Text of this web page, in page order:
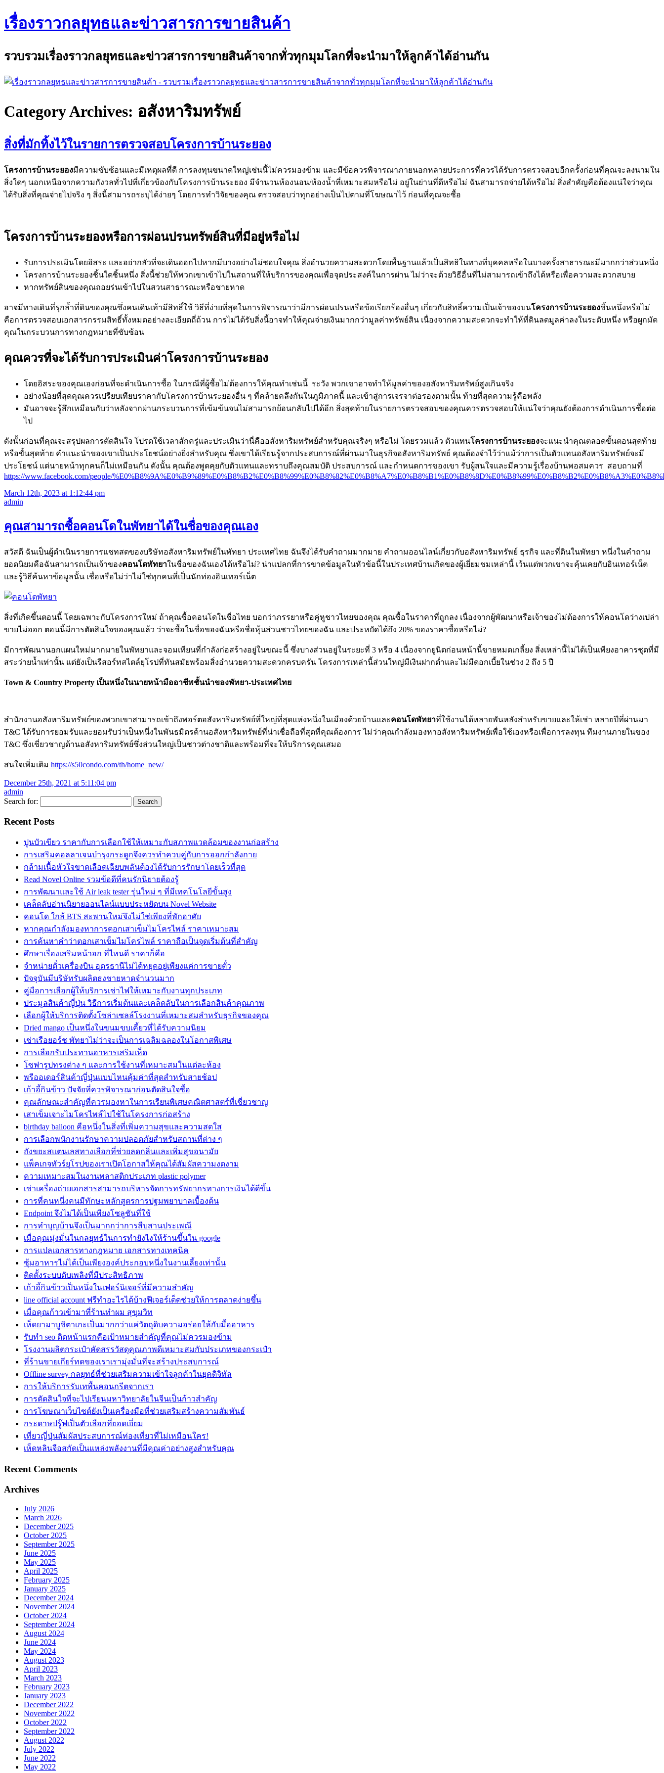
เรื่องราวกลยุทธและข่าวสารการขายสินค้า
รวบรวมเรื่องราวกลยุทธและข่าวสารการขายสินค้าจากทั่วทุกมุมโลกที่จะนำมาให้ลูกค้าได้อ่านกัน
Category Archives: อสังหาริมทรัพย์
สิ่งที่มักทิ้งไว้ในรายการตรวจสอบโครงการบ้านระยอง
โครงการบ้านระยองมีความซับซ้อนและมีเหตุผลที่ดี การลงทุนขนาดใหญ่เช่นนี้ไม่ควรมองข้าม และมีข้อควรพิจารณาภายนอกหลายประการที่ควรได้รับการตรวจสอบอีกครั้งก่อนที่คุณจะลงนามใน
สิ่งใดๆ นอกเหนือจากความกังวลทั่วไปที่เกี่ยวข้องกับโครงการบ้านระยอง มีจำนวนห้องนอน/ห้องน้ำที่เหมาะสมหรือไม่ อยู่ในย่านที่ดีหรือไม่ ฉันสามารถจ่ายได้หรือไม่ สิ่งสำคัญคือต้องแน่ใจว่าคุณ
ได้รับสิ่งที่คุณจ่ายไปจริง ๆ สิ่งนี้สามารถระบุได้ง่ายๆ โดยการทำวิจัยของคุณ ตรวจสอบว่าทุกอย่างเป็นไปตามที่โฆษณาไว้ ก่อนที่คุณจะซื้อ
โครงการบ้านระยองหรือการผ่อนปรนทรัพย์สินที่มีอยู่หรือไม่
รับการประเมินโดยอิสระ และอย่ากลัวที่จะเดินออกไปหากมีบางอย่างไม่ชอบใจคุณ สิ่งอำนวยความสะดวกโดยพื้นฐานแล้วเป็นสิทธิในทางที่บุคคลหรือในบางครั้งสาธารณะมีมากกว่าส่วนหนึ่ง
โครงการบ้านระยองชิ้นใดชิ้นหนึ่ง สิ่งนี้ช่วยให้พวกเขาเข้าไปในสถานที่ให้บริการของคุณเพื่อจุดประสงค์ในการผ่าน ไม่ว่าจะด้วยวิธีอื่นที่ไม่สามารถเข้าถึงได้หรือเพื่อความสะดวกสบาย
หากทรัพย์สินของคุณถอยร่นเข้าไปในสวนสาธารณะหรือชายหาด
อาจมีทางเดินที่รุกล้ำที่ดินของคุณซึ่งคนเดินเท้ามีสิทธิ์ใช้ วิธีที่ง่ายที่สุดในการพิจารณาว่ามีการผ่อนปรนหรือข้อเรียกร้องอื่นๆ เกี่ยวกับสิทธิ์ความเป็นเจ้าของบนโครงการบ้านระยองชิ้นหนึ่งหรือไม่
คือการตรวจสอบเอกสารกรรมสิทธิ์ทั้งหมดอย่างละเอียดถี่ถ้วน การไม่ได้รับสิ่งนี้อาจทำให้คุณจ่ายเงินมากกว่ามูลค่าทรัพย์สิน เนื่องจากความสะดวกจะทำให้ที่ดินลดมูลค่าลงในระดับหนึ่ง หรือผูกมัด
คุณในกระบวนการทางกฎหมายที่ซับซ้อน
คุณควรที่จะได้รับการประเมินค่าโครงการบ้านระยอง
โดยอิสระของคุณเองก่อนที่จะดำเนินการซื้อ ในกรณีที่ผู้ซื้อไม่ต้องการให้คุณทำเช่นนี้ ระวัง พวกเขาอาจทำให้มูลค่าของอสังหาริมทรัพย์สูงเกินจริง
อย่างน้อยที่สุดคุณควรเปรียบเทียบราคากับโครงการบ้านระยองอื่น ๆ ที่คล้ายคลึงกันในภูมิภาคนี้ และเข้าสู่การเจรจาต่อรองตามนั้น ท้ายที่สุดความรู้คือพลัง
มันอาจจะรู้สึกเหมือนกับว่าหลังจากผ่านกระบวนการที่เข้มข้นจนไม่สามารถย้อนกลับไปได้อีก สิ่งสุดท้ายในรายการตรวจสอบของคุณควรตรวจสอบให้แน่ใจว่าคุณยังต้องการดำเนินการซื้อต่อ
ไป
ดังนั้นก่อนที่คุณจะสรุปผลการตัดสินใจ โปรดใช้เวลาสักครู่และประเมินว่านี่คืออสังหาริมทรัพย์สำหรับคุณจริงๆ หรือไม่ โดยรวมแล้ว ตัวแทนโครงการบ้านระยองจะแนะนำคุณตลอดขั้นตอนสุดท้าย
หรือขั้นสุดท้าย คำแนะนำของเขาเป็นประโยชน์อย่างยิ่งสำหรับคุณ ซึ่งเขาได้เรียนรู้จากประสบการณ์ที่ผ่านมาในธุรกิจอสังหาริมทรัพย์ คุณต้องจำไว้ว่าแม้ว่าการเป็นตัวแทนอสังหาริมทรัพย์จะมี
ประโยชน์ แต่นายหน้าทุกคนก็ไม่เหมือนกัน ดังนั้น คุณต้องพูดคุยกับตัวแทนและทราบถึงคุณสมบัติ ประสบการณ์ และกำหนดการของเขา รับผู้สนใจและมีความรู้เรื่องบ้านพอสมควร สอบถามที่
https://www.facebook.com/people/
March 12th, 2023 at 1:12:44 pm
admin
คุณสามารถซื้อคอนโดในพัทยาได้ในชื่อของคุณเอง
สวัสดี ฉันเป็นผู้ดำเนินรายการแชทสดของบริษัทอสังหาริมทรัพย์ในพัทยา ประเทศไทย ฉันจึงได้รับคำถามมากมาย คำถามออนไลน์เกี่ยวกับอสังหาริมทรัพย์ ธุรกิจ และที่ดินในพัทยา หนึ่งในคำถาม
ยอดนิยมคือฉันสามารถเป็นเจ้าของคอนโดพัทยาในชื่อของฉันเองได้หรือไม่? น่าแปลกที่การขาดข้อมูลในหัวข้อนี้ในประเทศบ้านเกิดของผู้เยี่ยมชมเหล่านี้ เว้นแต่พวกเขาจะคุ้นเคยกับอินเทอร์เน็ต
และรู้วิธีค้นหาข้อมูลนั้น เชื่อหรือไม่ว่าไม่ใช่ทุกคนที่เป็นนักท่องอินเทอร์เน็ต
สิ่งที่เกิดขึ้นตอนนี้ โดยเฉพาะกับโครงการใหม่ ถ้าคุณซื้อคอนโดในชื่อไทย บอกว่าภรรยาหรือคู่หูชาวไทยของคุณ คุณซื้อในราคาที่ถูกลง เนื่องจากผู้พัฒนาหรือเจ้าของไม่ต้องการให้คอนโดว่างเปล่า
ขายไม่ออก ตอนนี้มีการตัดสินใจของคุณแล้ว ว่าจะซื้อในชื่อของฉันหรือชื่อหุ้นส่วนชาวไทยของฉัน และประหยัดได้ถึง 20% ของราคาซื้อหรือไม่?
มีการพัฒนานอกแผนใหม่มากมายในพัทยาและจอมเทียนที่กำลังก่อสร้างอยู่ในขณะนี้ ซึ่งบางส่วนอยู่ในระยะที่ 3 หรือ 4 เนื่องจากยูนิตก่อนหน้านี้ขายหมดเกลี้ยง สิ่งเหล่านี้ไม่ได้เป็นเพียงอาคารชุดที่มี
สระว่ายน้ำเท่านั้น แต่ยังเป็นรีสอร์ทสไตล์ยุโรปที่ทันสมัยพร้อมสิ่งอำนวยความสะดวกครบครัน โครงการเหล่านี้ส่วนใหญ่มีเงินฝากต่ำและไม่มีดอกเบี้ยในช่วง 2 ถึง 5 ปี
Town & Country Property เป็นหนึ่งในนายหน้ามืออาชีพชั้นนำของพัทยา-ประเทศไทย
สำนักงานอสังหาริมทรัพย์ของพวกเขาสามารถเข้าถึงพอร์ตอสังหาริมทรัพย์ที่ใหญ่ที่สุดแห่งหนึ่งในเมืองด้วยบ้านและคอนโดพัทยาที่ใช้งานได้หลายพันหลังสำหรับขายและให้เช่า หลายปีที่ผ่านมา
T&C ได้รับการยอมรับและยอมรับว่าเป็นหนึ่งในพันธมิตรด้านอสังหาริมทรัพย์ที่น่าเชื่อถือที่สุดที่คุณต้องการ ไม่ว่าคุณกำลังมองหาอสังหาริมทรัพย์เพื่อใช้เองหรือเพื่อการลงทุน ทีมงานภายในของ
T&C ซึ่งเชี่ยวชาญด้านอสังหาริมทรัพย์ซึ่งส่วนใหญ่เป็นชาวต่างชาติและพร้อมที่จะให้บริการคุณเสมอ
สนใจเพิ่มเติม https://s50condo.com/th/home_new/
December 25th, 2021 at 5:11:04 pm
admin
Search for:
Recent Posts
ปูนบัวเขียว ราคากับการเลือกใช้ให้เหมาะกับสภาพแวดล้อมของงานก่อสร้าง
การเสริมคอลลาเจนบำรุงกระดูกจึงควรทำควบคู่กับการออกกำลังกาย
กล้ามเนื้อหัวใจขาดเลือดเฉียบพลันต้องได้รับการรักษาโดยเร็วที่สุด
Read Novel Online รวมข้อดีที่คนรักนิยายต้องรู้
การพัฒนาและใช้ Air leak tester รุ่นใหม่ ๆ ที่มีเทคโนโลยีขั้นสูง
เคล็ดลับอ่านนิยายออนไลน์แบบประหยัดบน Novel Website
คอนโด ใกล้ BTS สะพานใหม่จึงไม่ใช่เพียงที่พักอาศัย
หากคุณกำลังมองหาการตอกเสาเข็มไมโครไพล์ ราคาเหมาะสม
การค้นหาคำว่าตอกเสาเข็มไมโครไพล์ ราคาถือเป็นจุดเริ่มต้นที่สำคัญ
ศึกษาเรื่องเสริมหน้าอก ที่ไหนดี ราคาก็คือ
จำหน่ายตั๋วเครื่องบิน อุดรธานีไม่ได้หยุดอยู่เพียงแค่การขายตั๋ว
ปัจจุบันมีบริษัทรับผลิตธงชายหาดจำนวนมาก
คู่มือการเลือกผู้ให้บริการเช่าไฟให้เหมาะกับงานทุกประเภท
ประมูลสินค้าญี่ปุ่น วิธีการเริ่มต้นและเคล็ดลับในการเลือกสินค้าคุณภาพ
เลือกผู้ให้บริการติดตั้งโซล่าเซลล์โรงงานที่เหมาะสมสำหรับธุรกิจของคุณ
Dried mango เป็นหนึ่งในขนมขบเคี้ยวที่ได้รับความนิยม
เช่าเรือยอร์ช พัทยาไม่ว่าจะเป็นการเฉลิมฉลองในโอกาสพิเศษ
การเลือกรับประทานอาหารเสริมเห็ด
โซฟารูปทรงต่าง ๆ และการใช้งานที่เหมาะสมในแต่ละห้อง
พรีออเดอร์สินค้าญี่ปุ่นแบบไหนคุ้มค่าที่สุดสำหรับสายช้อป
เก้าอี้กินข้าว ปัจจัยที่ควรพิจารณาก่อนตัดสินใจซื้อ
คุณลักษณะสำคัญที่ควรมองหาในการเรียนพิเศษคณิตศาสตร์ที่เชี่ยวชาญ
เสาเข็มเจาะไมโครไพล์ไปใช้ในโครงการก่อสร้าง
birthday balloon คือหนึ่งในสิ่งที่เพิ่มความสุขและความสดใส
การเลือกพนักงานรักษาความปลอดภัยสำหรับสถานที่ต่าง ๆ
ถังขยะสแตนเลสทางเลือกที่ช่วยลดกลิ่นและเพิ่มสุขอนามัย
แพ็คเกจทัวร์ยุโรปของเราเปิดโอกาสให้คุณได้สัมผัสความงดงาม
ความเหมาะสมในงานพลาสติกประเภท plastic polymer
เช่าเครื่องถ่ายเอกสารสามารถบริหารจัดการทรัพยากรทางการเงินได้ดีขึ้น
การที่คนหนึ่งคนมีทักษะหลักสูตรการปฐมพยาบาลเบื้องต้น
Endpoint จึงไม่ได้เป็นเพียงโซลูชันที่ใช้
การทำบุญบ้านจึงเป็นมากกว่าการสืบสานประเพณี
เมื่อคุณมุ่งมั่นในกลยุทธ์ในการทํายังไงให้ร้านขึ้นใน google
การแปลเอกสารทางกฎหมาย เอกสารทางเทคนิค
ซุ้มอาหารไม่ได้เป็นเพียงองค์ประกอบหนึ่งในงานเลี้ยงเท่านั้น
ติดตั้งระบบดับเพลิงที่มีประสิทธิภาพ
เก้าอี้กินข้าวเป็นหนึ่งในเฟอร์นิเจอร์ที่มีความสำคัญ
line official account ฟรีทําอะไรได้บ้างฟีเจอร์เด็ดช่วยให้การตลาดง่ายขึ้น
เมื่อคุณก้าวเข้ามาที่ร้านทำผม สุขุมวิท
เห็ดยามาบูชิตาเกะเป็นมากกว่าแค่วัตถุดิบความอร่อยให้กับมื้ออาหาร
รับทำ seo ติดหน้าแรกคือเป้าหมายสำคัญที่คุณไม่ควรมองข้าม
โรงงานผลิตกระเป๋าคัดสรรวัสดุคุณภาพดีเหมาะสมกับประเภทของกระเป๋า
ที่ร้านขายเกียร์ทดของเราเรามุ่งมั่นที่จะสร้างประสบการณ์
Offline survey กลยุทธ์ที่ช่วยเสริมความเข้าใจลูกค้าในยุคดิจิทัล
การให้บริการรับเทพื้นคอนกรีตจากเรา
การตัดสินใจที่จะไปเรียนมหาวิทยาลัยในจีนเป็นก้าวสำคัญ
การโฆษณาเว็บไซต์ยังเป็นเครื่องมือที่ช่วยเสริมสร้างความสัมพันธ์
กระดาษปรู๊ฟเป็นตัวเลือกที่ยอดเยี่ยม
เที่ยวญี่ปุ่นสัมผัสประสบการณ์ท่องเที่ยวที่ไม่เหมือนใคร!
เห็ดหลินจือสกัดเป็นแหล่งพลังงานที่มีคุณค่าอย่างสูงสำหรับคุณ
Recent Comments
Archives
July 2026
March 2026
December 2025
October 2025
September 2025
June 2025
May 2025
April 2025
February 2025
January 2025
December 2024
November 2024
October 2024
September 2024
August 2024
June 2024
May 2024
August 2023
April 2023
March 2023
February 2023
January 2023
December 2022
November 2022
October 2022
September 2022
August 2022
July 2022
June 2022
May 2022